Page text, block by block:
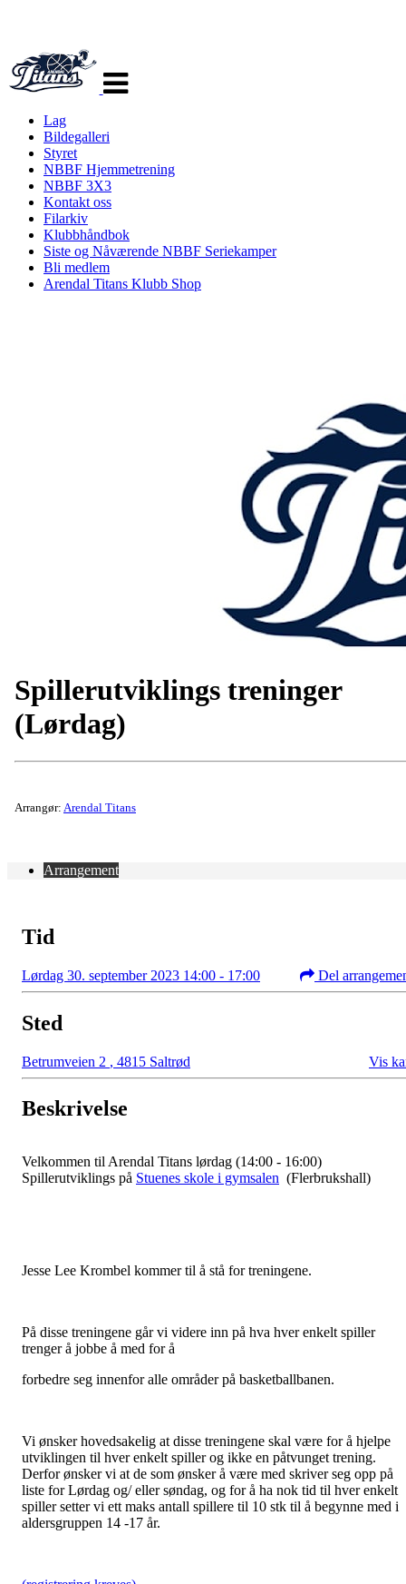
navigasjon
Lag
Bildegalleri
Styret
NBBF Hjemmetrening
NBBF 3X3
Kontakt oss
Filarkiv
Klubbhåndbok
Siste og Nåværende NBBF Seriekamper
Bli medlem
Arendal Titans Klubb Shop
Spillerutviklings treninger
(Lørdag)
Arrangør: Arendal Titans
Arrangement
Tid
Lørdag 30. september 2023 14:00 - 17:00 Del
Sted
Betrumveien 2 , 4815 Saltrød Vis
Beskrivelse
Velkommen til Arendal Titans lørdag (14:00 - 16:00)
Spillerutviklings på Stuenes skole i gymsalen (Flerbrukshall)
Jesse Lee Krombel kommer til å stå for treningene.
På disse treningene går vi videre inn på hva hver enkelt spiller
trenger å jobbe å med for å
forbedre seg innenfor alle områder på basketballbanen.
Vi ønsker hovedsakelig at disse treningene skal være for å hjelpe
utviklingen til hver enkelt spiller og ikke en påtvunget trening.
Derfor ønsker vi at de som ønsker å være med skriver seg opp på
liste for Lørdag og/ eller søndag, og for å ha nok tid til hver enkelt
spiller setter vi ett maks antall spillere til 10 stk til å begynne med i
aldersgruppen 14 -17 år.